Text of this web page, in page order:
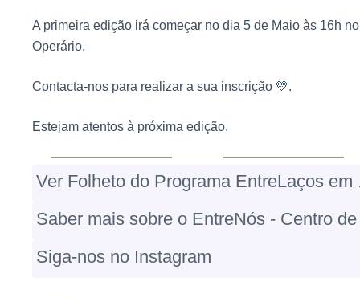
A primeira edição irá começar no dia 5 de Maio às 16h
Operário.
Contacta-nos para realizar a sua inscrição 💛.
Estejam atentos à próxima edição.
Ver Folheto do Programa EntreLaços em
Saber mais sobre o EntreNós - Centro
Siga-nos no Instagram